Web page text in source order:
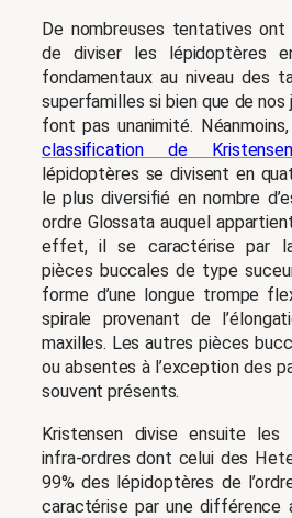
De nombreuses tentatives
de diviser les lépidoptères
fondamentaux au niveau des
superfamilles si bien que de nos
font pas unanimité.
classification de
lépidoptères se divisent en
le plus diversifié en nombre
ordre Glossata auquel
effet, il se caractérise par
pièces buccales de type
forme d’une longue trompe
spirale provenant de
maxilles. Les autres pièces
ou absentes à l’exception des
souvent présents.
Kristensen divise ensuite les
infra-ordres dont celui des
99% des lépidoptères de
caractérise par une différence